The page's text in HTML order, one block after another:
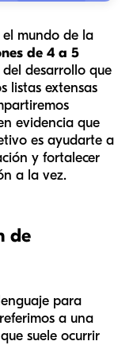
mundo de la
de 4 a 5
desarrollo que
listas extensas
evidencia que
es ayudarte a
y fortalecer
a la vez.
de
para
a una
suele ocurrir